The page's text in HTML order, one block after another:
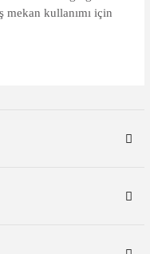
mekan kullanımı için